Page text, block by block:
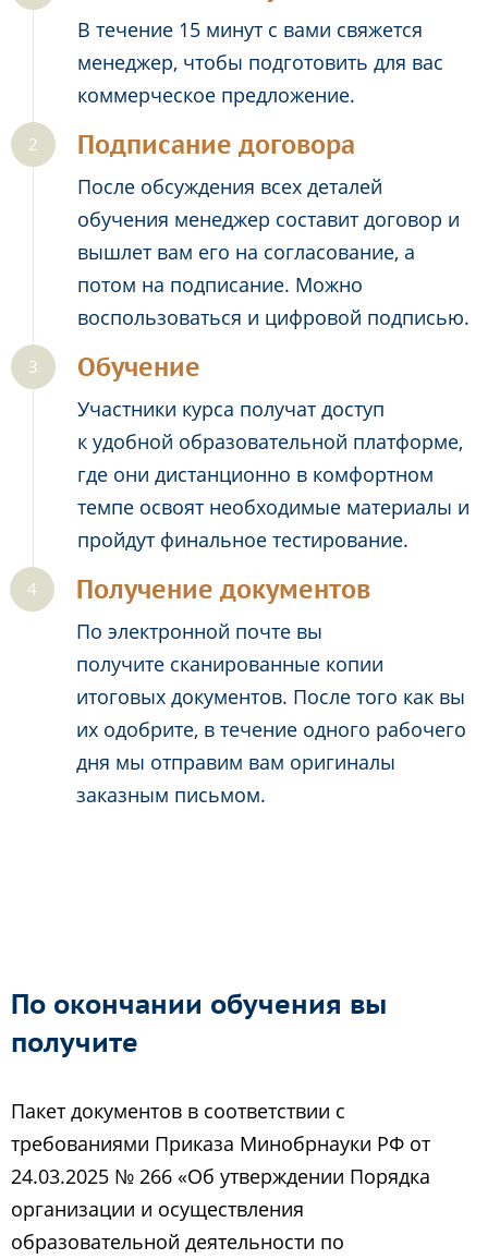
В течение 15 минут с вами свяжется
менеджер, чтобы подготовить для вас
коммерческое предложение.
Подписание договора
После обсуждения всех деталей
обучения менеджер составит договор и
вышлет вам его на согласование, а
потом на подписание. Можно
воспользоваться и цифровой подписью.
Обучение
Участники курса получат доступ
к удобной образовательной платформе,
где они дистанционно в комфортном
темпе освоят необходимые материалы и
пройдут финальное тестирование.
Получение документов
По электронной почте вы
получите сканированные копии
итоговых документов. После того как вы
их одобрите, в течение одного рабочего
дня мы отправим вам оригиналы
заказным письмом.
По окончании обучения вы
получите
Пакет документов в соответствии с
требованиями Приказа Минобрнауки РФ от
24.03.2025 № 266 «Об утверждении Порядка
организации и осуществления
образовательной деятельности по